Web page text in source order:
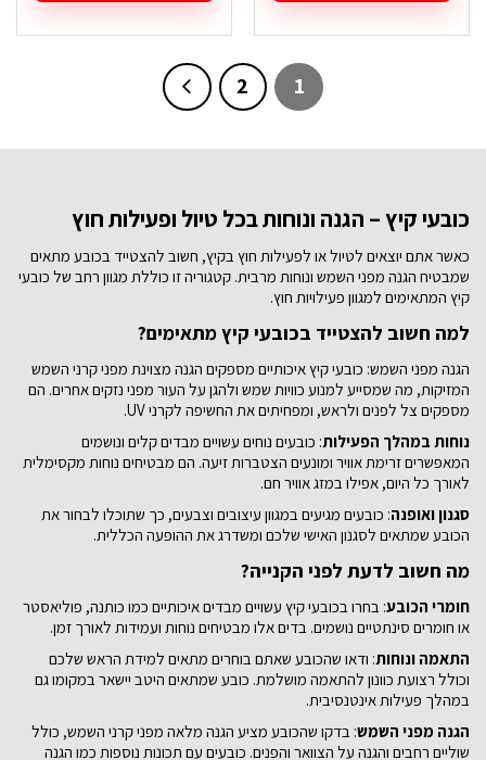
זה
את
המוצר
זה
מספר
סוגים.
ניתן
את
המוצר
1
2
כובעי קיץ – הגנה ונוחות בכל טיול ופעילות חוץ
כאשר אתם יוצאים לטיול או לפעילות חוץ בקיץ, חשוב להצטייד בכובע מתאים
שמבטיח הגנה מפני השמש ונוחות מרבית. קטגוריה זו כוללת מגוון רחב של כובעי
קיץ המתאימים למגוון פעילויות חוץ.
למה חשוב להצטייד בכובעי קיץ מתאימים?
הגנה מפני השמש: כובעי קיץ איכותיים מספקים הגנה מצוינת מפני קרני השמש
המזיקות, מה שמסייע למנוע כוויות שמש ולהגן על העור מפני נזקים אחרים. הם
מספקים צל לפנים ולראש, ומפחיתים את החשיפה לקרני UV.
נוחות במהלך הפעילות: כובעים נוחים עשויים מבדים קלים ונושמים
המאפשרים זרימת אוויר ומונעים הצטברות זיעה. הם מבטיחים נוחות מקסימלית
לאורך כל היום, אפילו במזג אוויר חם.
סגנון ואופנה: כובעים מגיעים במגוון עיצובים וצבעים, כך שתוכלו לבחור את
הכובע שמתאים לסגנון האישי שלכם ומשדרג את ההופעה הכללית.
מה חשוב לדעת לפני הקנייה?
חומרי הכובע: בחרו בכובעי קיץ עשויים מבדים איכותיים כמו כותנה, פוליאסטר
או חומרים סינתטיים נושמים. בדים אלו מבטיחים נוחות ועמידות לאורך זמן.
התאמה ונוחות: ודאו שהכובע שאתם בוחרים מתאים למידת הראש שלכם
וכולל רצועת כוונון להתאמה מושלמת. כובע שמתאים היטב יישאר במקומו גם
במהלך פעילות אינטנסיבית.
הגנה מפני השמש: בדקו שהכובע מציע הגנה מלאה מפני קרני השמש, כולל
שוליים רחבים והגנה על הצוואר והפנים. כובעים עם תכונות נוספות כמו הגנה